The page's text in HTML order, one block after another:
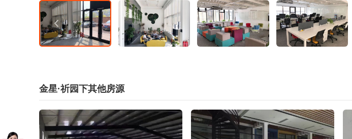
金星·祈园下其他房源